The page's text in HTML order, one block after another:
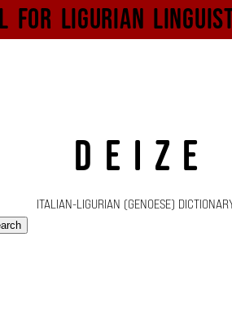
for Ligurian
DEIZE
ITALIAN-LIGURIAN (GENOESE)